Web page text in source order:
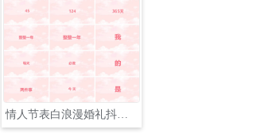
情人节表白浪漫婚礼抖音风快闪ppt